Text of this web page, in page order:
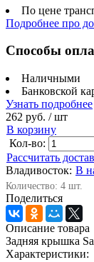
По цене
Подробнее про
Способы
Наличными
Банковской
Узнать подробнее
262 руб. / шт
В корзину
Кол-во:
Рассчитать
Владивосток: В
Количество: 4 шт.
Поделиться
Описание товара
Задняя крышка
Характеристики: